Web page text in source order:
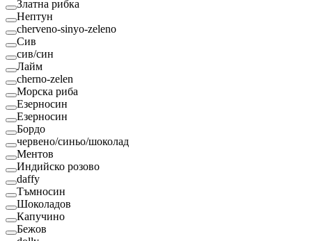
Златна рибка
Нептун
cherveno-sinyo-zeleno
Сив
сив/син
Лайм
cherno-zelen
Морска риба
Езерносин
Езерносин
Бордо
червено/синьо/шоколад
Ментов
Индийско розово
daffy
Тъмносин
Шоколадов
Капучино
Бежов